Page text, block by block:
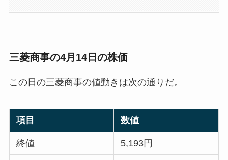
三菱商事の4月14日の株価
この日の三菱商事の値動きは次の通りだ。
項目 数値
終値 5,193円